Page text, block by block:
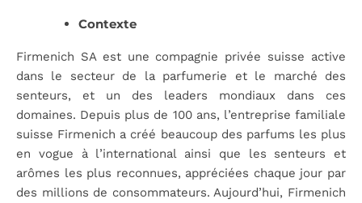
Contexte
Firmenich SA est une compagnie privée suisse active
dans le secteur de la parfumerie et le marché des
senteurs, et un des leaders mondiaux dans ces
domaines. Depuis plus de 100 ans, l’entreprise familiale
suisse Firmenich a créé beaucoup des parfums les plus
en vogue à l’international ainsi que les senteurs et
arômes les plus reconnues, appréciées chaque jour par
des millions de consommateurs. Aujourd’hui, Firmenich